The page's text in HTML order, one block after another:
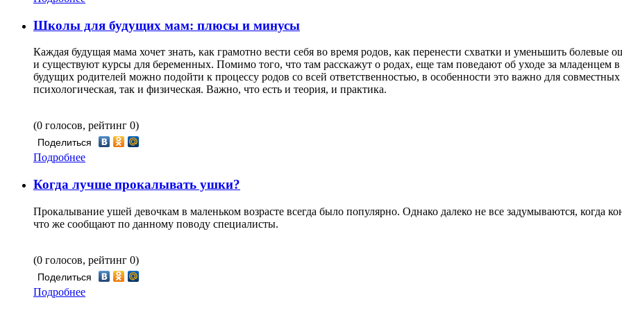
Школы для будущих мам: плюсы и минусы
Каждая будущая мама хочет знать, как грамотно вести себя во время родов, как перенести схватки и уменьшить
и существуют курсы для беременных. Помимо того, что там расскажут о родах, еще там поведают об уходе за
будущих родителей можно подойти к процессу родов со всей ответственностью, в особенности это важно для
психологическая, так и физическая. Важно, что есть и теория, и практика.
(0 голосов, рейтинг 0)
Поделиться
Подробнее
Когда лучше прокалывать ушки?
Прокалывание ушей девочкам в маленьком возрасте всегда было популярно. Однако далеко не все задумываются, когда
что же сообщают по данному поводу специалисты.
(0 голосов, рейтинг 0)
Поделиться
Подробнее